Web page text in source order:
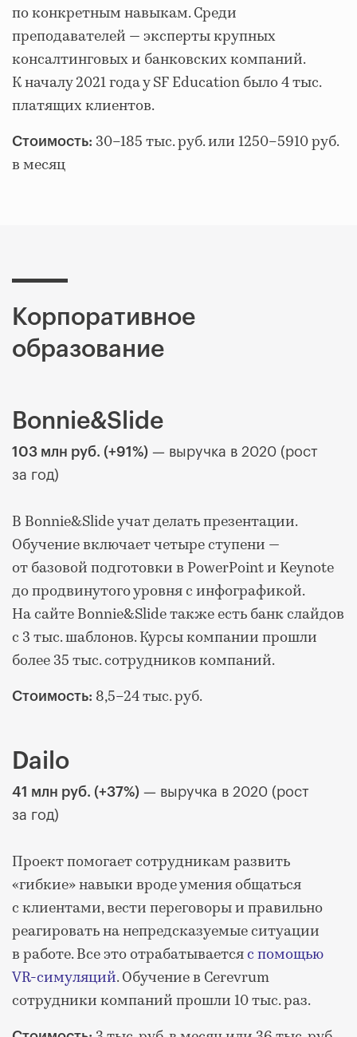
по конкретным навыкам. Среди
преподавателей — эксперты крупных
консалтинговых и банковских компаний.
К началу 2021 года у SF Education было 4 тыс.
платящих клиентов.
Стоимость: 30–185 тыс. руб. или 1250–5910 руб.
в месяц
Корпоративное
образование
Bonnie&Slide
103 млн руб. (+91%) — выручка в 2020 (рост
за год)
В Bonnie&Slide учат делать презентации.
Обучение включает четыре ступени —
от базовой подготовки в PowerPoint и Keynote
до продвинутого уровня с инфографикой.
На сайте Bonnie&Slide также есть банк слайдов
с 3 тыс. шаблонов. Курсы компании прошли
более 35 тыс. сотрудников компаний.
Стоимость: 8,5–24 тыс. руб.
Dailo
41 млн руб. (+37%) — выручка в 2020 (рост
за год)
Проект помогает сотрудникам развить
«гибкие» навыки вроде умения общаться
с клиентами, вести переговоры и правильно
реагировать на непредсказуемые ситуации
в работе. Все это отрабатываетсяс помощью
VR-симуляций. Обучение в Cerevrum
сотрудники компаний прошли 10 тыс. раз.